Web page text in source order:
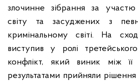
злочинне зібрання за участю
світу та засуджених з
кримінальному світі. На
виступив у ролі
конфлікт, який виник між
результатами прийняли